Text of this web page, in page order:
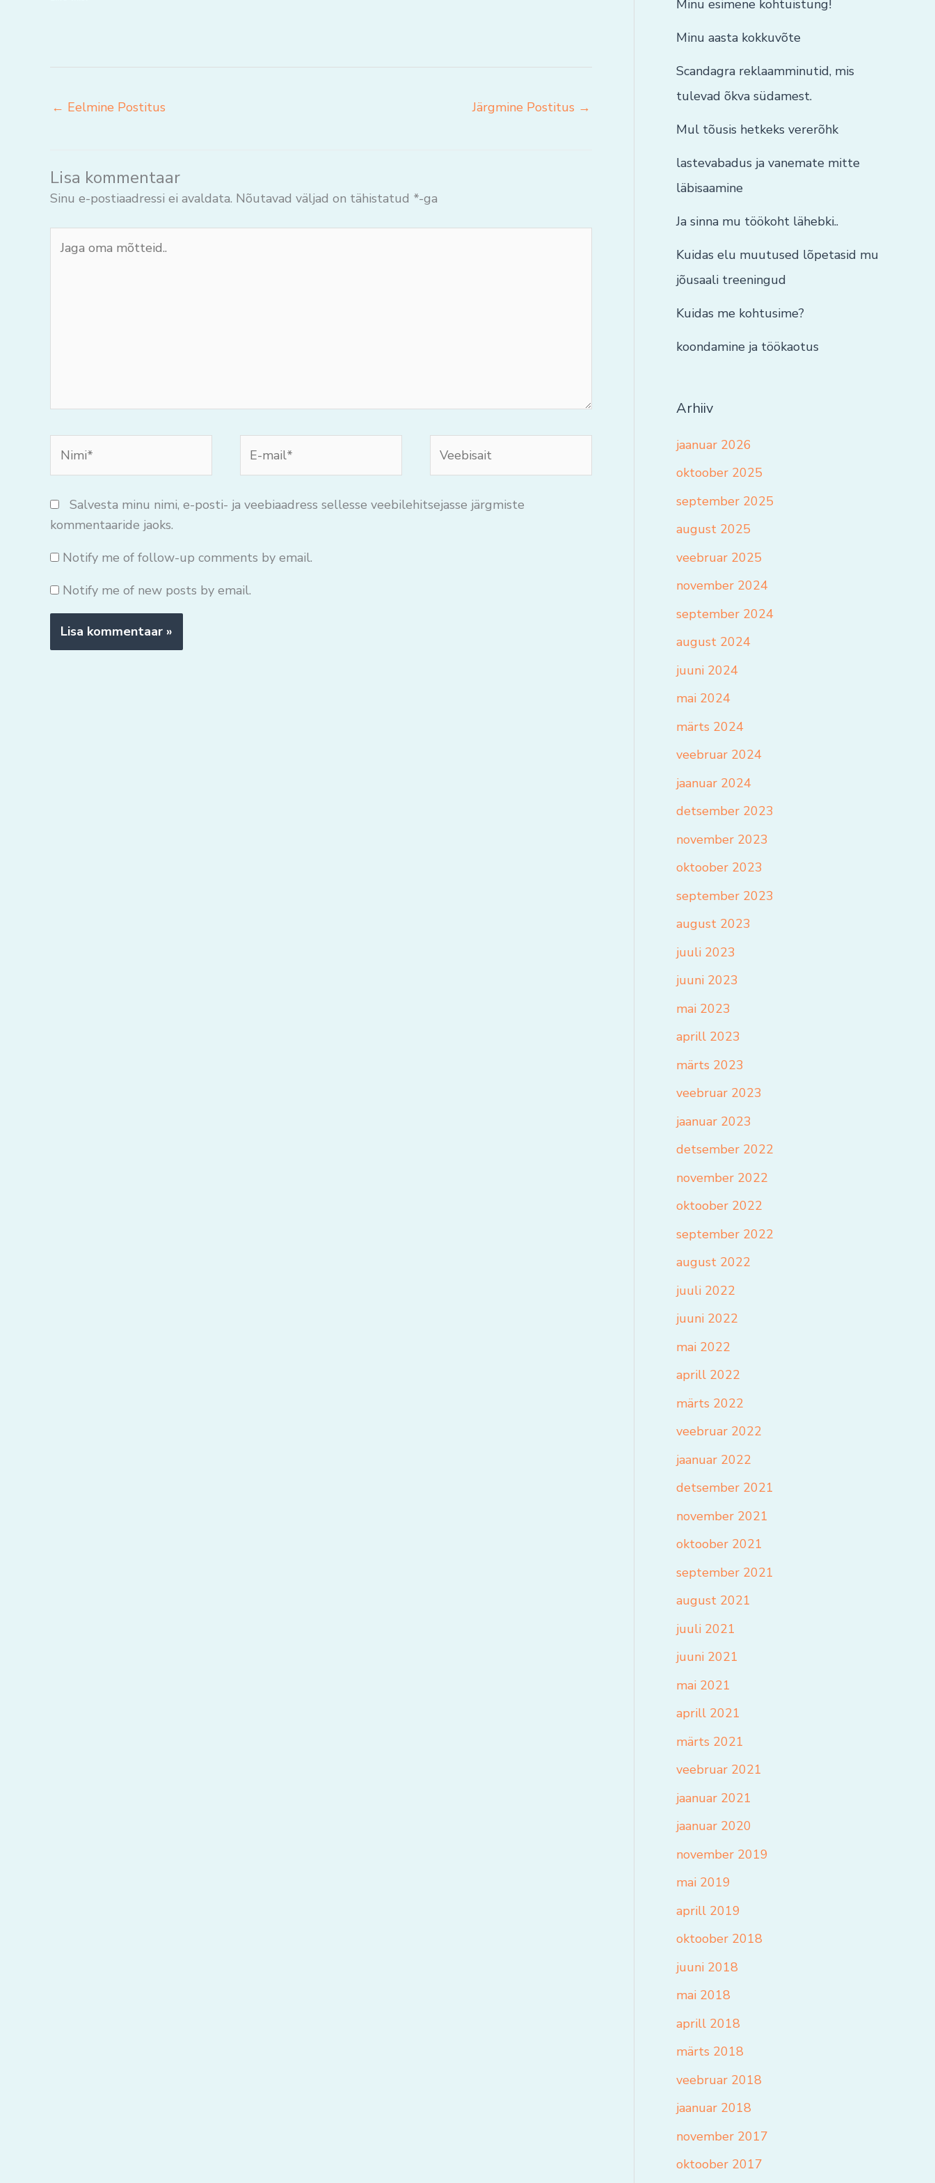
← Eelmine Postitus Järgmine Postitus →
Lisa kommentaar
Sinu e-postiaadressi ei avaldata. Nõutavad väljad on tähistatud *-ga
oma
mail*
Salvesta minu nimi, e-posti- ja veebiaadress sellesse veebilehitsejasse järgmiste
kommentaaride jaoks.
Notify me of follow-up comments by email.
Notify me of new posts by email.
Minu esimene kohtuistung!
Minu aasta kokkuvõte
Scandagra reklaamminutid, mis
tulevad õkva südamest.
Mul tõusis hetkeks vererõhk
lastevabadus ja vanemate mitte
läbisaamine
Ja sinna mu töökoht lähebki..
Kuidas elu muutused lõpetasid mu
jõusaali treeningud
Kuidas me kohtusime?
koondamine ja töökaotus
Arhiiv
jaanuar 2026
oktoober 2025
september 2025
august 2025
veebruar 2025
november 2024
september 2024
august 2024
juuni 2024
mai 2024
märts 2024
veebruar 2024
jaanuar 2024
detsember 2023
november 2023
oktoober 2023
september 2023
august 2023
juuli 2023
juuni 2023
mai 2023
aprill 2023
märts 2023
veebruar 2023
jaanuar 2023
detsember 2022
november 2022
oktoober 2022
september 2022
august 2022
juuli 2022
juuni 2022
mai 2022
aprill 2022
märts 2022
veebruar 2022
jaanuar 2022
detsember 2021
november 2021
oktoober 2021
september 2021
august 2021
juuli 2021
juuni 2021
mai 2021
aprill 2021
märts 2021
veebruar 2021
jaanuar 2021
jaanuar 2020
november 2019
mai 2019
aprill 2019
oktoober 2018
juuni 2018
mai 2018
aprill 2018
märts 2018
veebruar 2018
jaanuar 2018
november 2017
oktoober 2017